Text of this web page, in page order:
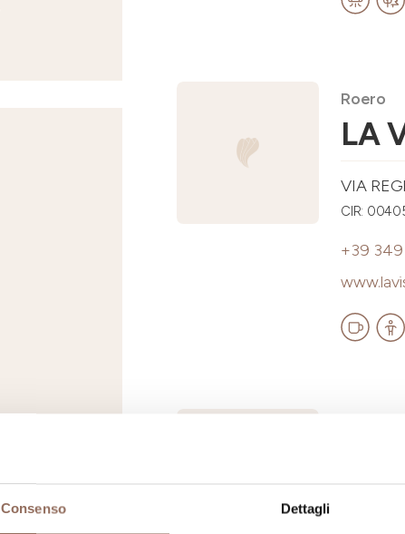
Consenso Dettagli
Roero
LA
VIA
CIR:
+39 349